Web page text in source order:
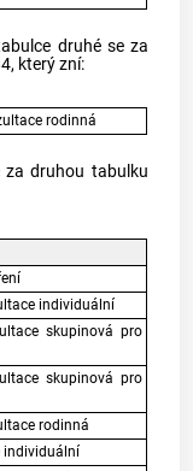
druhé se za
který zní:
rodinná
druhou tabulku
individuální
skupinová pro
skupinová pro
rodinná
individuální